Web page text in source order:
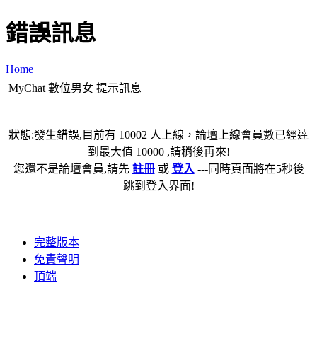
錯誤訊息
Home
MyChat 數位男女 提示訊息
狀態:發生錯誤,目前有 10002 人上線，論壇上線會員數已經達
到最大值 10000 ,請稍後再來!
您還不是論壇會員,請先 註冊或 登入 ---同時頁面將在5秒後
跳到登入界面!
完整版本
免責聲明
頂端